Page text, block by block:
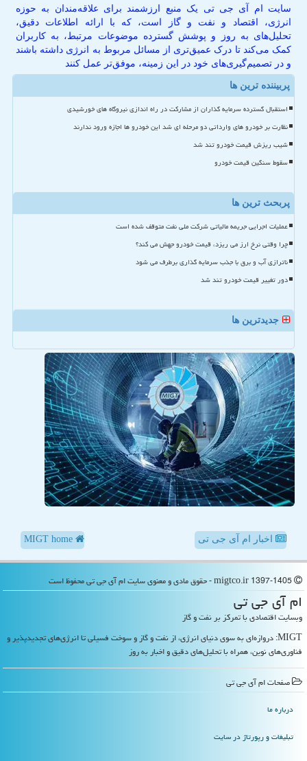
سایت ام آی جی تی یک منبع ارزشمند برای علاقه‌مندان به حوزه
انرژی، اقتصاد و نفت و گاز است، که با ارائه اطلاعات دقیق،
تحلیل‌های به روز و پوشش گسترده موضوعات مرتبط، به کاربران
کمک می‌کند تا درک عمیق‌تری از مسائل مربوط به انرژی داشته باشند
و در تصمیم‌گیری‌های خود در این زمینه، موفق‌تر عمل کنند
پربیننده ترین ها
استقبال گسترده سرمایه گذاران از مشارکت در راه اندازی نیروگاه های خورشیدی
نظارت بر خودرو های وارداتی دو مرحله ای شد این خودرو ها اجازه ورود ندارند
شیب ریزش قیمت خودرو تند شد
سقوط سنگین قیمت خودرو
پربحث ترین ها
عملیات اجرایی جریمه مالیاتی شرکت ملی نفت متوقف شده است
چرا وقتی نرخ ارز می ریزد، قیمت خودرو جهش می کند؟
ناترازی آب و برق با جذب سرمایه گذاری برطرف می شود
دور تغییر قیمت خودرو تند شد
جدیدترین ها
اخبار ام آی جی تی
ام آی جی تی
وبسایت اقتصادی با تمرکز بر نفت و گاز
MIGT: دروازه‌ای به سوی دنیای انرژی، از نفت و گاز و سوخت فسیلی تا انرژی‌های تجدیدپذیر و
فناوری‌های نوین، همراه با تحلیل‌های دقیق و اخبار به روز
صفحات ام آی جی تی
درباره ما
تبلیغات و رپورتاژ در سایت